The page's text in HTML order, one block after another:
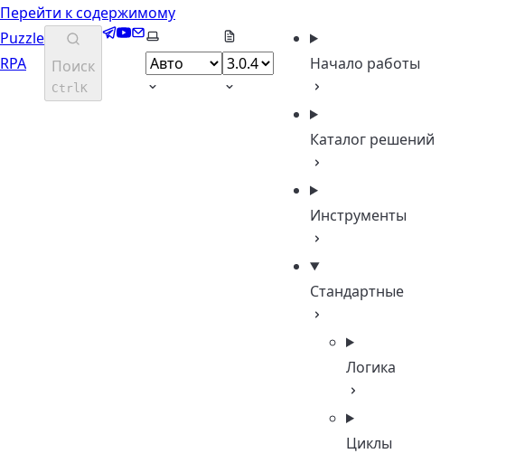
Перейти к содержимому
Puzzle
RPA
Поиск
CtrlK
Telegram
YouTube
EmailВыберите тему
Начало работы
Каталог решений
Инструменты
Стандартные
Логика
Циклы